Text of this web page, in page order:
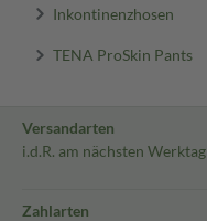
Inkontinenzhosen
TENA ProSkin Pants
Versandarten
i.d.R. am nächsten Werktag
Zahlarten